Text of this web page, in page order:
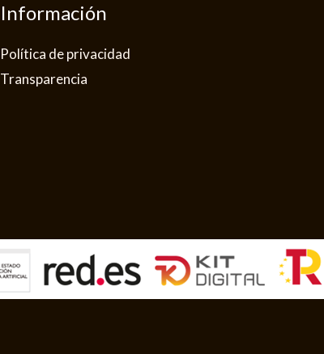
Información
Política de privacidad​
Transparencia